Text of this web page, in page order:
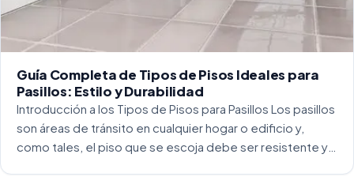
Guía Completa de Tipos de Pisos Ideales para
Pasillos: Estilo y Durabilidad
Introducción a los Tipos de Pisos para Pasillos Los pasillos
son áreas de tránsito en cualquier hogar o edificio y,
como tales, el piso que se escoja debe ser resistente y